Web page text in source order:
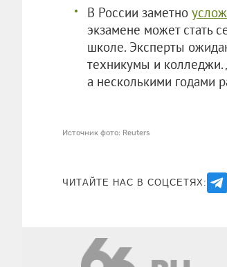
В России заметно
экзамене может стать
школе. Эксперты
техникумы и колледжи.
а несколькими годами
Источник фото: Reuters
ЧИТАЙТЕ НАС В СОЦСЕТЯХ: